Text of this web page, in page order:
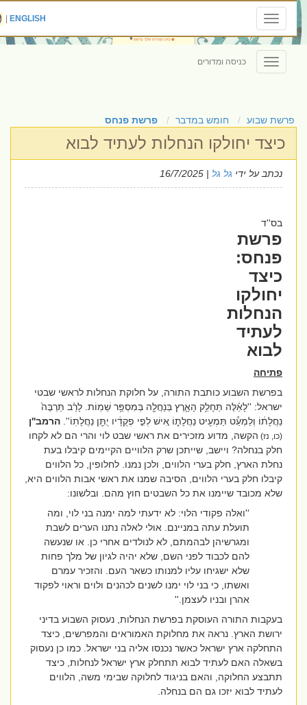
Toggle
navigation
ENGLISH
|
Toggle
navigation
כניסה ומדורים
פרשת שבוע חומש במדבר פרשת פנחס
כיצד יחולקו הנחלות לעתיד לבוא
נכתב על ידיגל גל | 16/7/2025
בס''ד
פרשת
פנחס:
כיצד
יחולקו
הנחלות
לעתיד
לבוא
פתיחה
בפרשת השבוע כותבת התורה, על חלוקת הנחלות לראשי שבטי
ישראל: ''לָאֵ֗לֶּה תֵּחָלֵ֥ק הָאָ֛רֶץ בְּנַחֲלָ֖ה בְּמִסְפַּ֥ר שֵׁמֽוֹת. לָרַ֗ב תַּרְבֶּה֙
נַחֲלָת֔וֹ וְלַמְעַ֕ט תַּמְעִ֖יט נַחֲלָת֑וֹ אִ֚ישׁ לְפִ֣י פְקֻדָ֔יו יֻתַּ֖ן נַחֲלָתֽוֹ''.הרמב''ן
(כו, נז) הקשה, מדוע מזכירים את ראשי שבט לוי והרי הם לא לקחו
חלק בנחלה? ויישב, שייתכן שרק הלוויים הקיימים קיבלו בעת
נחלת הארץ, חלק בערי הלווים, ולכן נמנו. לחלופין, כל הלווים
קיבלו חלק בערי הלווים, הסיבה שמנו את ראשי אבות הלווים היא,
שלא מכובד שיימנו את כל השבטים חוץ מהם. ובלשונו:
''ואלה פקודי הלוי: לא ידעתי למה ימנה בני לוי, ומה
תועלת עתה במניינם. אולי לאלה נתנו הערים לשבת
ומגרשיהן לבהמתם, לא לנולדים אחרי כן. או שנעשה
להם לכבוד לפני השם, שלא יהיה לגיון של מלך פחות
שלא ישגיחו עליו למנותו כשאר העם. והזכיר עמרם
ואשתו, כי בני לוי ימנו לשנים לכהנים ולוים וראוי לפקוד
אהרן ובניו לעצמן.''
בעקבות התורה העוסקת בפרשת הנחלות, נעסוק השבוע בדיני
ירושת הארץ. נראה את מחלוקת האמוראים והמפרשים, כיצד
התחלקה ארץ ישראל כאשר נכנסו אליה בני ישראל. כמו כן נעסוק
בשאלה האם לעתיד לבוא תתחלק ארץ ישראל לנחלות, כיצד
תתבצע החלוקה, והאם בניגוד לחלוקה שבימי משה, הלווים
לעתיד לבוא יזכו גם הם בנחלה.